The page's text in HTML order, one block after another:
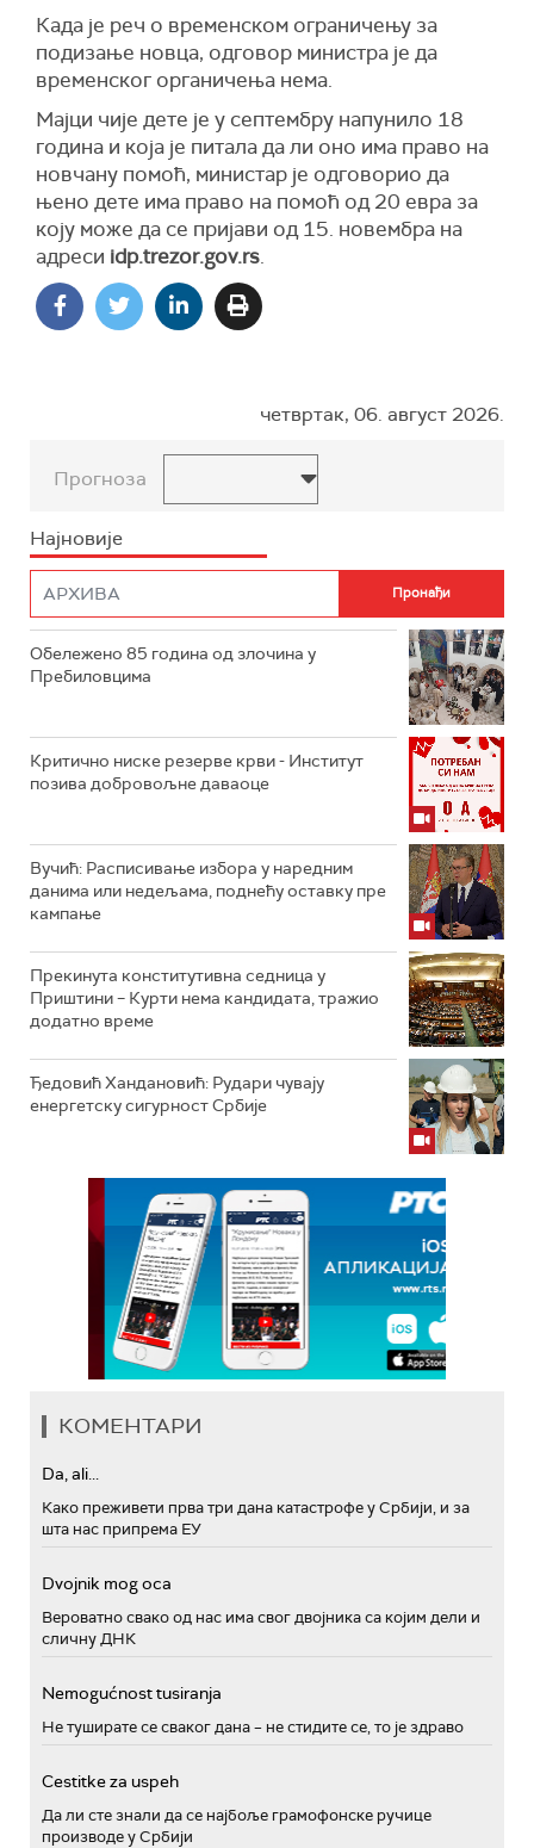
Када је реч о временском ограничењу за
подизање новца, одговор министра је да
временског органичења нема.
Мајци чије дете је у септембру напунило 18
година и која је питала да ли оно има право на
новчану помоћ, министар је одговорио да
њено дете има право на помоћ од 20 евра за
коју може да се пријави од 15. новембра на
адреси idp.trezor.gov.rs.
четвртак, 06. август 2026.
Прогноза
Најновије
Обележено 85 година од злочина у
Пребиловцима
Критично ниске резерве крви - Институт
позива добровољне даваоце
Вучић: Расписивање избора у наредним
данима или недељама, поднећу оставку пре
кампање
Прекинута конститутивна седница у
Приштини – Курти нема кандидата, тражио
додатно време
Ђедовић Хандановић: Рудари чувају
енергетску сигурност Србије
КОМЕНТАРИ
Da, ali...
Како преживети прва три дана катастрофе у Србији, и за
шта нас припрема ЕУ
Dvojnik mog oca
Вероватно свако од нас има свог двојника са којим дели и
сличну ДНК
Nemogućnost tusiranja
Не туширате се сваког дана – не стидите се, то је здраво
Cestitke za uspeh
Да ли сте знали да се најбоље грамофонске ручице
производе у Србији